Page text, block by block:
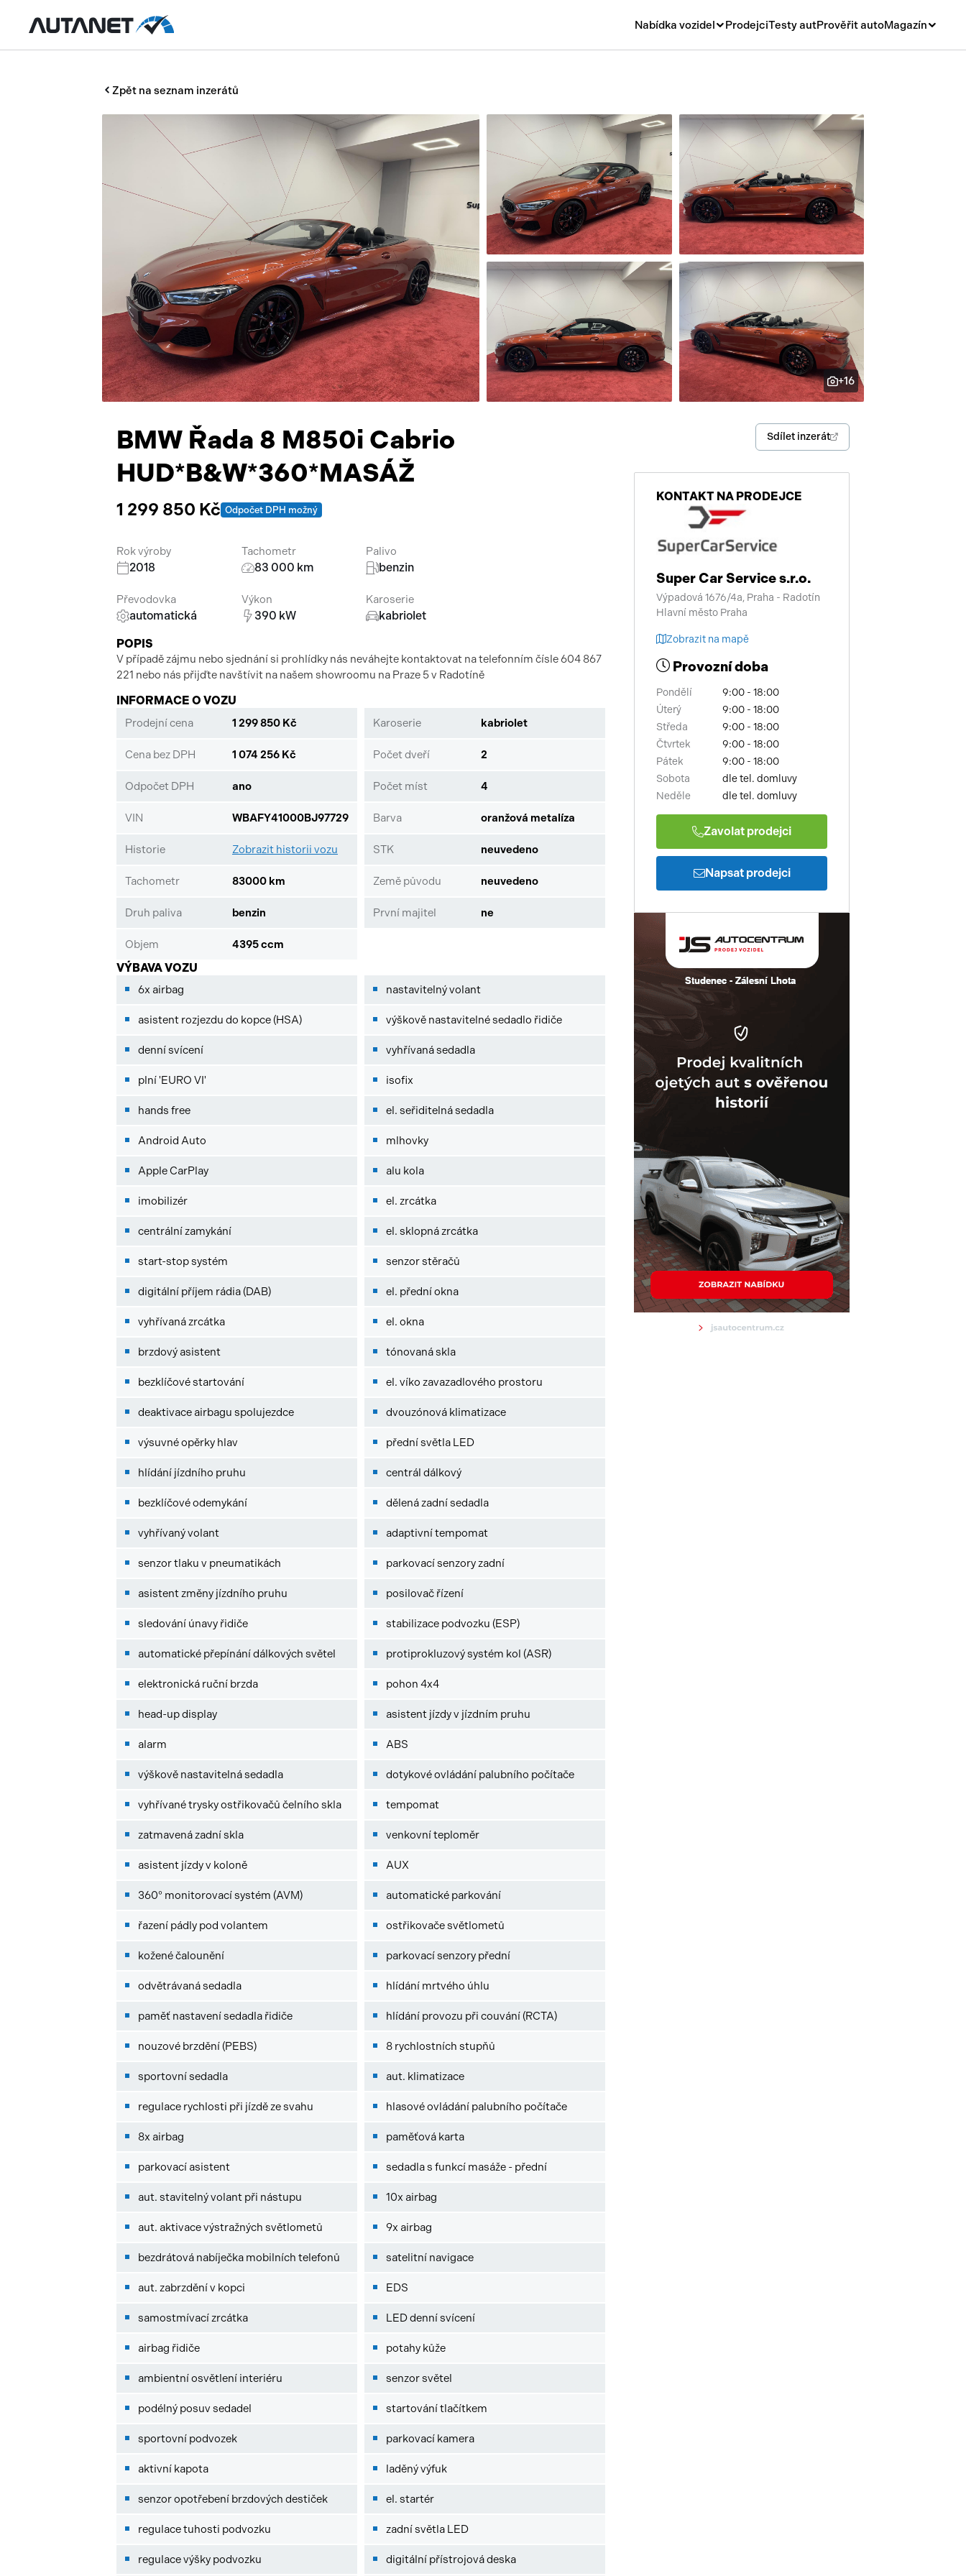
Nabídka vozidel
Nákladní
Obytná
Motorky
Přívěsy a návěsy
Autobusy
Pracovní stroje
Náhradní díly
Příslušenství
ProdejciTesty autPrověřit autoMagazín
Nové modely
Ojetiny
Auto a život
Videa
Zpět na seznam inzerátů
+16
BMW Řada 8 M850i Cabrio
HUD*B&W*360*MASÁŽ
1 299 850 Kč Odpočet DPH možný
Rok výroby
2018
Tachometr
83 000 km
Palivo
benzin
Převodovka
automatická
Výkon
390 kW
Karoserie
kabriolet
POPIS
V případě zájmu nebo sjednání si prohlídky nás neváhejte kontaktovat na telefonním čísle 604 867
221 nebo nás přijďte navštívit na našem showroomu na Praze 5 v Radotíně
INFORMACE O VOZU
Prodejní cena 1 299 850 Kč
Cena bez DPH 1 074 256 Kč
Odpočet DPH ano
VIN WBAFY41000BJ97729
Historie Zobrazit historii vozu
Tachometr 83000 km
Druh paliva benzin
Objem 4395 ccm
Karoserie kabriolet
Počet dveří 2
Počet míst 4
Barva oranžová metalíza
STK neuvedeno
Země původu neuvedeno
První majitel ne
VÝBAVA VOZU
6x airbag
asistent rozjezdu do kopce (HSA)
denní svícení
plní 'EURO VI'
hands free
Android Auto
Apple CarPlay
imobilizér
centrální zamykání
start-stop systém
digitální příjem rádia (DAB)
vyhřívaná zrcátka
brzdový asistent
bezklíčové startování
deaktivace airbagu spolujezdce
výsuvné opěrky hlav
hlídání jízdního pruhu
bezklíčové odemykání
vyhřívaný volant
senzor tlaku v pneumatikách
asistent změny jízdního pruhu
sledování únavy řidiče
automatické přepínání dálkových světel
elektronická ruční brzda
head-up display
alarm
výškově nastavitelná sedadla
vyhřívané trysky ostřikovačů čelního skla
zatmavená zadní skla
asistent jízdy v koloně
360° monitorovací systém (AVM)
řazení pádly pod volantem
kožené čalounění
odvětrávaná sedadla
paměť nastavení sedadla řidiče
nouzové brzdění (PEBS)
sportovní sedadla
regulace rychlosti při jízdě ze svahu
8x airbag
parkovací asistent
aut. stavitelný volant při nástupu
aut. aktivace výstražných světlometů
bezdrátová nabíječka mobilních telefonů
aut. zabrzdění v kopci
samostmívací zrcátka
airbag řidiče
ambientní osvětlení interiéru
podélný posuv sedadel
sportovní podvozek
aktivní kapota
senzor opotřebení brzdových destiček
regulace tuhosti podvozku
regulace výšky podvozku
nastavitelný volant
výškově nastavitelné sedadlo řidiče
vyhřívaná sedadla
isofix
el. seřiditelná sedadla
mlhovky
alu kola
el. zrcátka
el. sklopná zrcátka
senzor stěračů
el. přední okna
el. okna
tónovaná skla
el. víko zavazadlového prostoru
dvouzónová klimatizace
přední světla LED
centrál dálkový
dělená zadní sedadla
adaptivní tempomat
parkovací senzory zadní
posilovač řízení
stabilizace podvozku (ESP)
protiprokluzový systém kol (ASR)
pohon 4x4
asistent jízdy v jízdním pruhu
ABS
dotykové ovládání palubního počítače
tempomat
venkovní teploměr
AUX
automatické parkování
ostřikovače světlometů
parkovací senzory přední
hlídání mrtvého úhlu
hlídání provozu při couvání (RCTA)
8 rychlostních stupňů
aut. klimatizace
hlasové ovládání palubního počítače
paměťová karta
sedadla s funkcí masáže - přední
10x airbag
9x airbag
satelitní navigace
EDS
LED denní svícení
potahy kůže
senzor světel
startování tlačítkem
parkovací kamera
laděný výfuk
el. startér
zadní světla LED
digitální přístrojová deska
Sdílet inzerát
KONTAKT NA PRODEJCE
Super Car Service s.r.o.
Výpadová 1676/4a, Praha - Radotín
Hlavní město Praha
Zobrazit na mapě
Provozní doba
Pondělí
9:00 - 18:00
Úterý
9:00 - 18:00
Středa
9:00 - 18:00
Čtvrtek
9:00 - 18:00
Pátek
9:00 - 18:00
Sobota
dle tel. domluvy
Neděle
dle tel. domluvy
Zavolat prodejci
Napsat prodejci